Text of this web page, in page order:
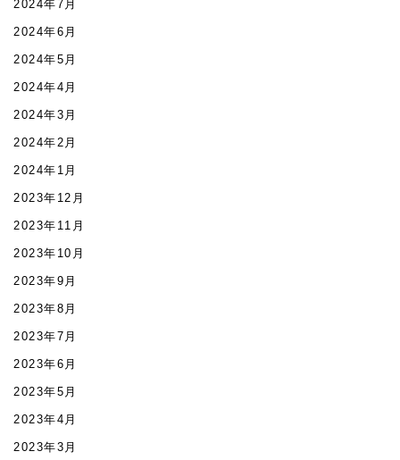
2024年7月
2024年6月
2024年5月
2024年4月
2024年3月
2024年2月
2024年1月
2023年12月
2023年11月
2023年10月
2023年9月
2023年8月
2023年7月
2023年6月
2023年5月
2023年4月
2023年3月